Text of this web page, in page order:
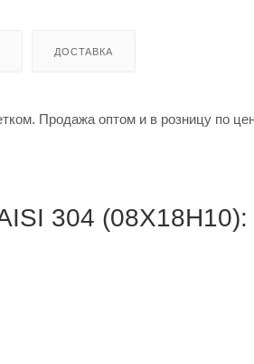
ДОСТАВКА
Продажа оптом и в розницу по
304 (08Х18Н10):